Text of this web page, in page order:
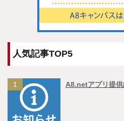
人気記事TOP5
1 A8.netアプリ提